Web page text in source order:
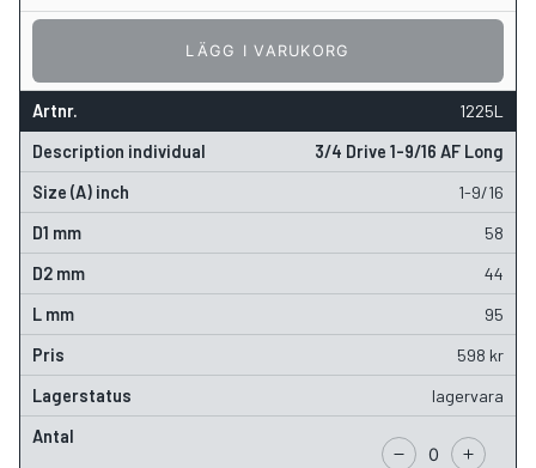
LÄGG I VARUKORG
1225L
3/4 Drive 1-9/16 AF Long
1-9/16
58
44
95
598 kr
lagervara